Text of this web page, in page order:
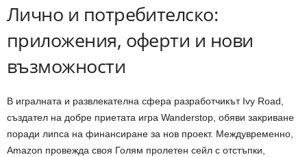
Лично и потребителско:
приложения, оферти и нови
възможности
В игралната и развлекателна сфера разработчикът Ivy Road,
създател на добре приетата игра Wanderstop, обяви закриване
поради липса на финансиране за нов проект. Междувременно,
Amazon провежда своя Голям пролетен сейл с отстъпки,